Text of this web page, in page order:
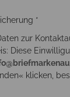
*
zur
Diese
klicken,